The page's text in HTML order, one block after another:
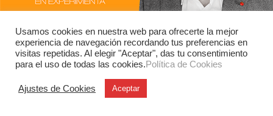
Usamos cookies en nuestra web para ofrecerte la mejor
experiencia de navegación recordando tus preferencias en
visitas repetidas. Al elegir "Aceptar", das tu consentimiento
para el uso de todas las cookies.Política de Cookies
Ajustes de Cookies Aceptar